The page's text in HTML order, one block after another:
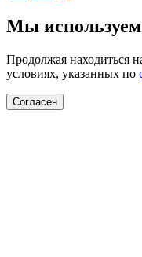
Мы
Продолжая находиться
условиях, указанных по
Согласен